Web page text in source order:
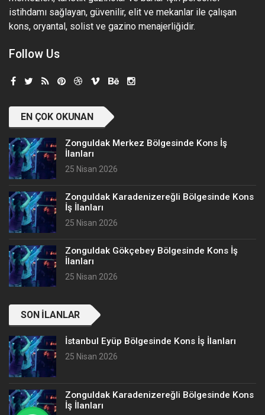
istihdamı sağlayan, güvenilir, elit ve mekanlar ile çalışan
kons, oryantal, solist ve gazino menajerliğidir.
Follow Us
EN ÇOK OKUNAN
Zonguldak Merkez Bölgesinde Kons İş
İlanları
25 Nisan 2026
Zonguldak Karadenizereğli Bölgesinde Kons
İş İlanları
25 Nisan 2026
Zonguldak Gökçebey Bölgesinde Kons İş
İlanları
25 Nisan 2026
SON İLANLAR
İstanbul Eyüp Bölgesinde Kons İş İlanları
25 Nisan 2026
Zonguldak Karadenizereğli Bölgesinde Kons
İş İlanları